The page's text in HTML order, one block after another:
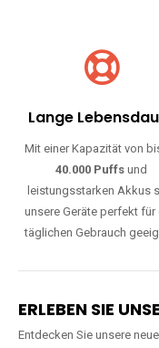
Lange
Mit einer Kapazität von
40.000 Puffs und
leistungsstarken Akkus
unsere Geräte perfekt für
täglichen Gebrauch
ERLEBEN SIE
Entdecken Sie unsere